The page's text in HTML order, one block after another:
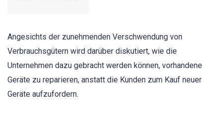
Angesichts der zunehmenden Verschwendung von
Verbrauchsgütern wird darüber diskutiert, wie die
Unternehmen dazu gebracht werden können, vorhandene
Geräte zu reparieren, anstatt die Kunden zum Kauf neuer
Geräte aufzufordern.